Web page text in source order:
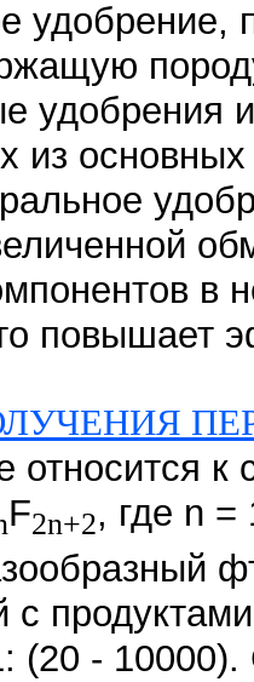
удобрение,
удобрения
из
в
повышает
относится
F2n+2, где n
с
(20 -